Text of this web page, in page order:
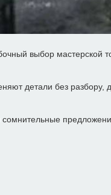
выбор мастерской
детали без разбору,